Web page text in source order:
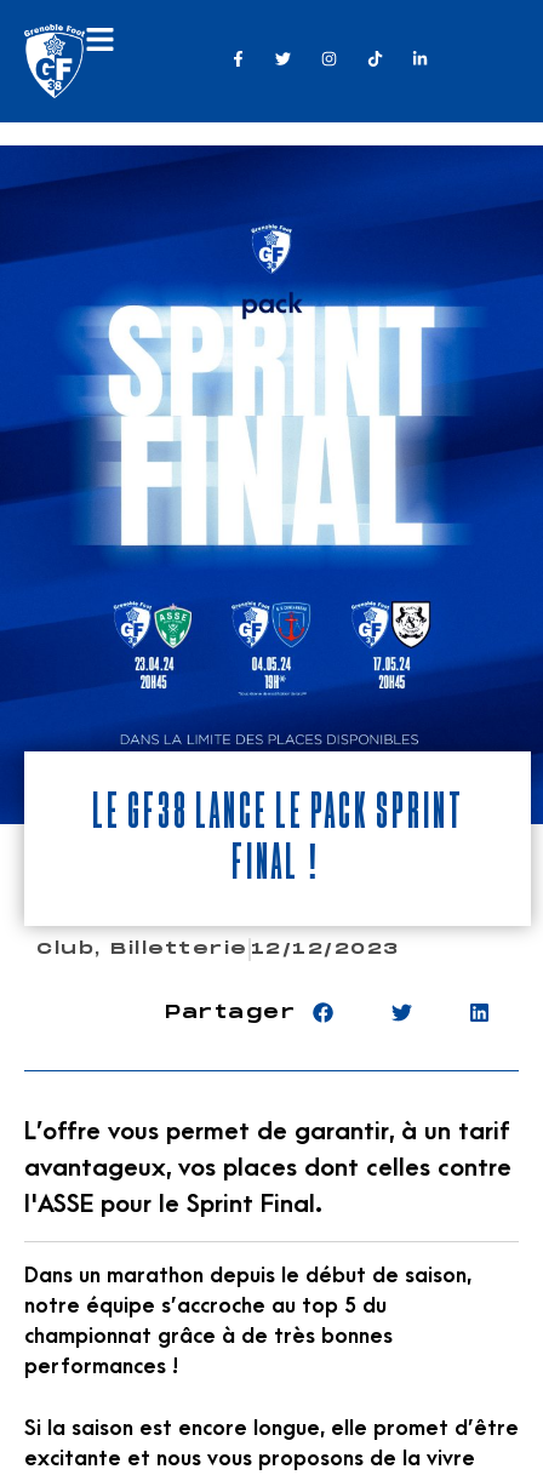
Le GF38 lance le pack Sprint
Final !
Club, Billetterie 12/12/2023
Partager
L’offre vous permet de garantir, à un tarif
avantageux, vos places dont celles contre
l'ASSE pour le Sprint Final.
Dans un marathon depuis le début de saison,
notre équipe s’accroche au top 5 du
championnat grâce à de très bonnes
performances !
Si la saison est encore longue, elle promet d’être
excitante et nous vous proposons de la vivre